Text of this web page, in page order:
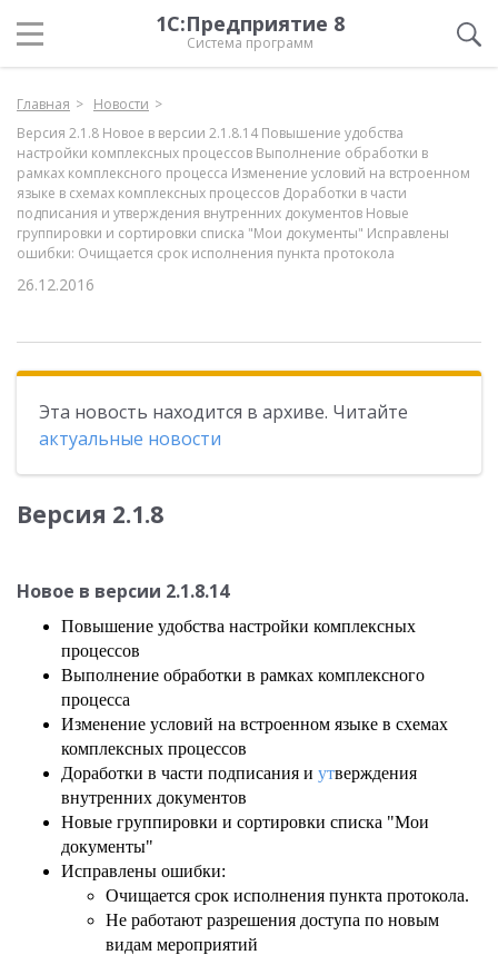
1С:Предприятие 8
Система программ
Главная
Новости
Версия 2.1.8 Новое в версии 2.1.8.14 Повышение удобства
настройки комплексных процессов Выполнение обработки в
рамках комплексного процесса Изменение условий на встроенном
языке в схемах комплексных процессов Доработки в части
подписания и утверждения внутренних документов Новые
группировки и сортировки списка "Мои документы" Исправлены
ошибки: Очищается срок исполнения пункта протокола
26.12.2016
Эта новость находится в архиве. Читайте
актуальные новости
Версия 2.1.8
Новое в версии 2.1.8.14
Повышение удобства настройки комплексных
процессов
Выполнение обработки в рамках комплексного
процесса
Изменение условий на встроенном языке в схемах
комплексных процессов
Доработки в части подписания и утверждения
внутренних документов
Новые группировки и сортировки списка "Мои
документы"
Исправлены ошибки:
Очищается срок исполнения пункта протокола.
Не работают разрешения доступа по новым
видам мероприятий